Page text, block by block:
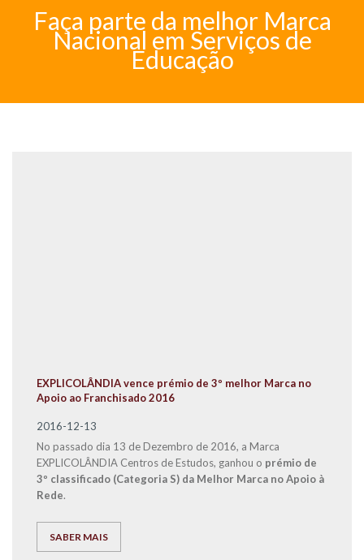
Faça parte da melhor Marca
Nacional em Serviços de
Educação
EXPLICOLÂNDIA vence prémio de 3º melhor Marca no
Apoio ao Franchisado 2016
2016-12-13
No passado dia 13 de Dezembro de 2016, a Marca
EXPLICOLÂNDIA Centros de Estudos, ganhou o prémio de
3º classificado (Categoria S) da Melhor Marca no Apoio à
Rede.
SABER MAIS